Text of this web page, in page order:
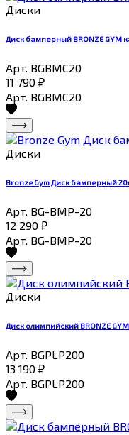
Диски
Диск бамперный BRONZE GYM
Арт. BGBMC20
11 790 ₽
Арт. BGBMC20
Диски
Bronze Gym Диск бамперный
Арт. BG-BMP-20
12 290 ₽
Арт. BG-BMP-20
Диски
Диск олимпийский BRONZE
Арт. BGPLP200
13 190 ₽
Арт. BGPLP200